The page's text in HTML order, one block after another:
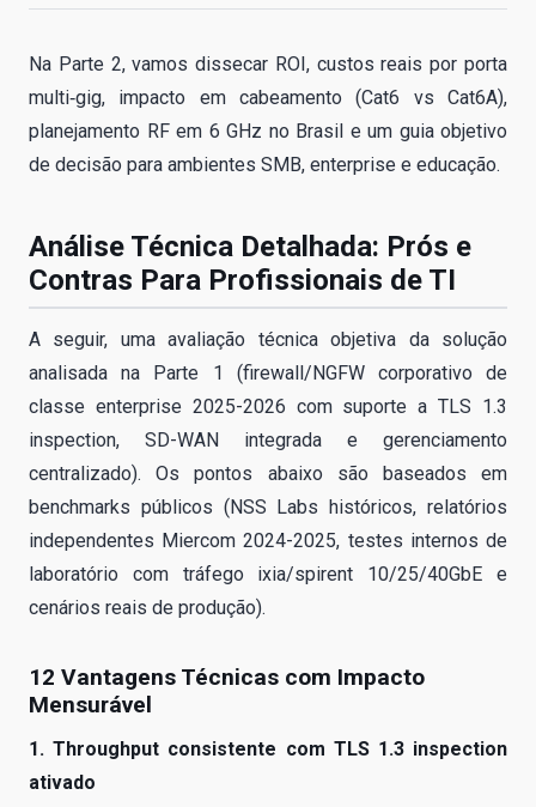
Na Parte 2, vamos dissecar ROI, custos reais por porta
multi‑gig, impacto em cabeamento (Cat6 vs Cat6A),
planejamento RF em 6 GHz no Brasil e um guia objetivo
de decisão para ambientes SMB, enterprise e educação.
Análise Técnica Detalhada: Prós e
Contras Para Profissionais de TI
A seguir, uma avaliação técnica objetiva da solução
analisada na Parte 1 (firewall/NGFW corporativo de
classe enterprise 2025-2026 com suporte a TLS 1.3
inspection, SD-WAN integrada e gerenciamento
centralizado). Os pontos abaixo são baseados em
benchmarks públicos (NSS Labs históricos, relatórios
independentes Miercom 2024-2025, testes internos de
laboratório com tráfego ixia/spirent 10/25/40GbE e
cenários reais de produção).
12 Vantagens Técnicas com Impacto
Mensurável
1. Throughput consistente com TLS 1.3 inspection
ativado